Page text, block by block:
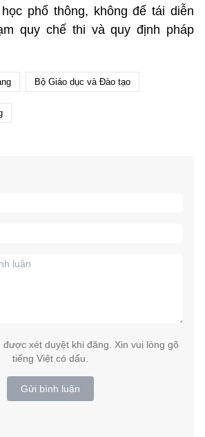
phổ thông, không để tái diễn
quy chế thi và quy định pháp
Bộ Giáo dục và Đào tạo
được xét duyệt khi đăng. Xin vui lòng gõ
tiếng Việt có dấu.
Gửi bình luận